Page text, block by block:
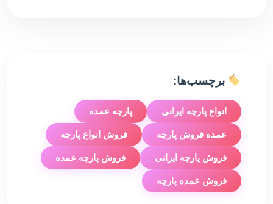
برچسب‌ها:
انواع پارچه ایرانی پارچه عمده
عمده فروش پارچه فروش انواع پارچه
فروش پارچه ایرانی فروش پارچه عمده
فروش عمده پارچه